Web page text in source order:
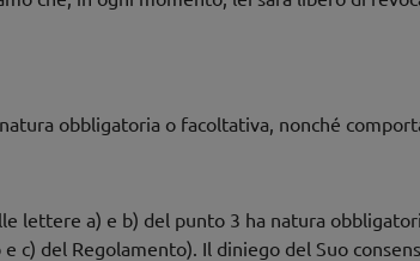
obbligatoria o facoltativa, nonché
lettere a) e b) del punto 3 ha natura
c) del Regolamento). Il diniego del Suo